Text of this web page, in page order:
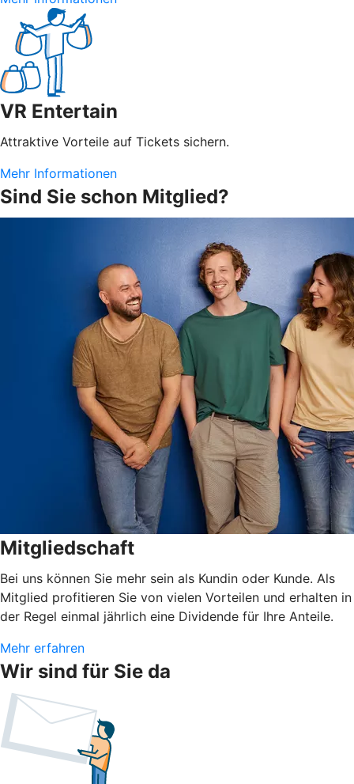
VR Entertain
Attraktive Vorteile auf Tickets sichern.
Mehr Informationen
Sind Sie schon Mitglied?
Mitgliedschaft
Bei uns können Sie mehr sein als Kundin oder Kunde. Als
Mitglied profitieren Sie von vielen Vorteilen und erhalten in
der Regel einmal jährlich eine Dividende für Ihre Anteile.
Mehr erfahren
Wir sind für Sie da